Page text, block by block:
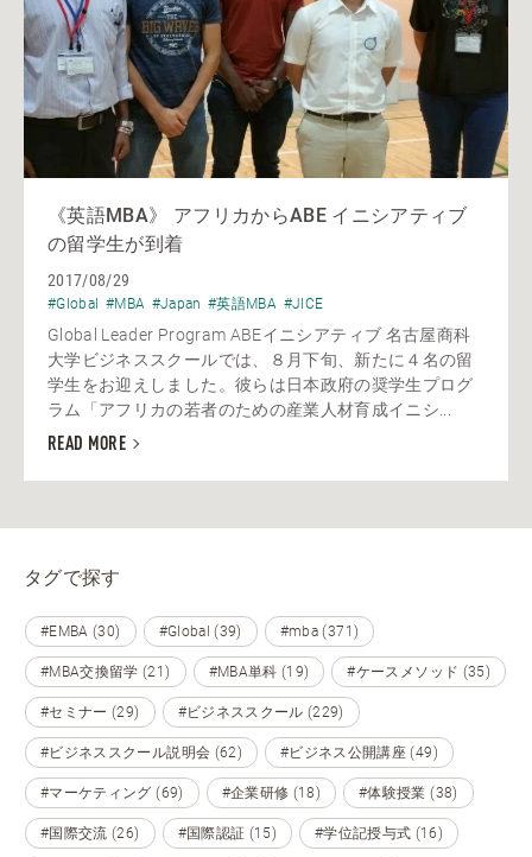
《英語MBA》 アフリカからABE イニシアティブ
の留学生が到着
2017/08/29
#Global #MBA #Japan #英語MBA #JICE
Global Leader Program ABEイニシアティブ 名古屋商科
大学ビジネススクールでは、８月下旬、新たに４名の留
学生をお迎えしました。彼らは日本政府の奨学生プログ
ラム「アフリカの若者のための産業人材育成イニシ...
READ MORE
タグで探す
#EMBA (30) #Global (39) #mba (371)
#MBA交換留学 (21) #MBA単科 (19) #ケースメソッド (35)
#セミナー (29) #ビジネススクール (229)
#ビジネススクール説明会 (62) #ビジネス公開講座 (49)
#マーケティング (69) #企業研修 (18) #体験授業 (38)
#国際交流 (26) #国際認証 (15) #学位記授与式 (16)